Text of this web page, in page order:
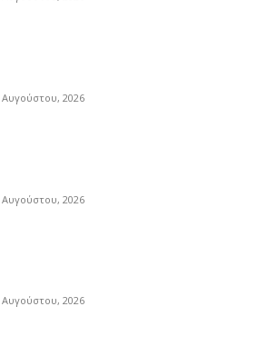
Αυγούστου, 2026
Αυγούστου, 2026
Αυγούστου, 2026